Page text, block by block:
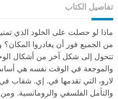
تفاصيل الكتاب
ماذا لو حصلت على الخلود الذي
من الجميع فور أن يغادروا المكان؟
تتحول إلى شكل آخر من أشكال
والموجعة في الوقت نفسه هي أساس
لارو، التي تقدمها في. إي. شفاب في
والتأمل الفلسفي والرومانسية.